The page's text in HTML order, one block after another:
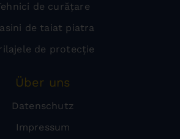
de curățare
de taiat piatra
de protecție
Über uns
Datenschutz
Impressum